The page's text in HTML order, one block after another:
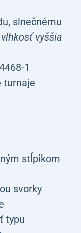
slnečnému
vyššia
1
turnaje
stĺpikom
svorky
typu